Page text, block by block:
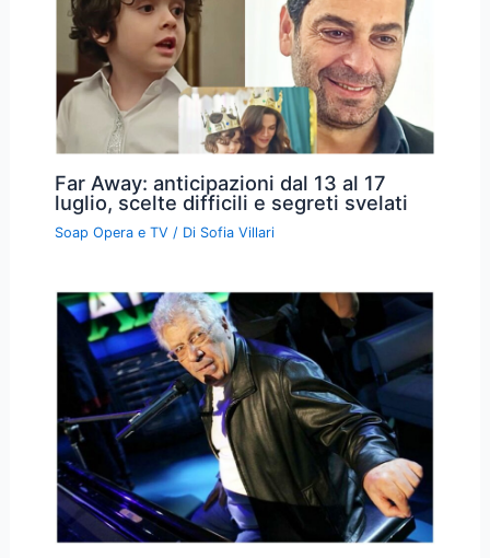
Far Away: anticipazioni dal 13 al 17
luglio, scelte difficili e segreti svelati
Soap Opera e TV / Di Sofia Villari